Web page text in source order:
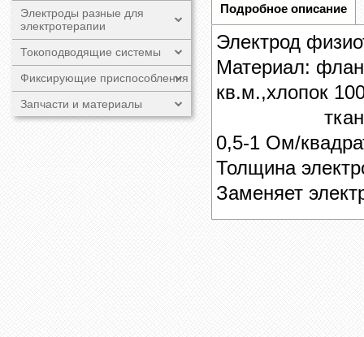
Электроды разные для
электротерапии
Токоподводящие системы
Фиксирующие приспособления
Запчасти и материалы
Подробное описание
​Электрод
Материал:
кв.м.,хлопок
ткань
0,5-1 Ом/
Толщина
Заменяет